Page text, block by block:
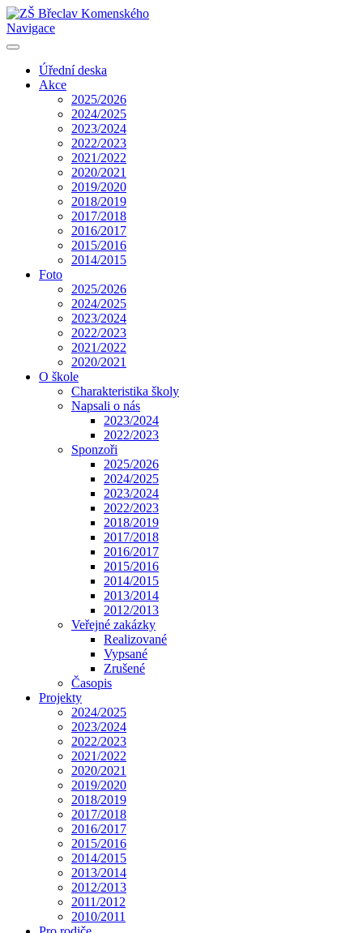
Navigace
Úřední deska
Akce
2025/2026
2024/2025
2023/2024
2022/2023
2021/2022
2020/2021
2019/2020
2018/2019
2017/2018
2016/2017
2015/2016
2014/2015
Foto
2025/2026
2024/2025
2023/2024
2022/2023
2021/2022
2020/2021
O škole
Charakteristika školy
Napsali o nás
2023/2024
2022/2023
Sponzoři
2025/2026
2024/2025
2023/2024
2022/2023
2018/2019
2017/2018
2016/2017
2015/2016
2014/2015
2013/2014
2012/2013
Veřejné zakázky
Realizované
Vypsané
Zrušené
Časopis
Projekty
2024/2025
2023/2024
2022/2023
2021/2022
2020/2021
2019/2020
2018/2019
2017/2018
2016/2017
2015/2016
2014/2015
2013/2014
2012/2013
2011/2012
2010/2011